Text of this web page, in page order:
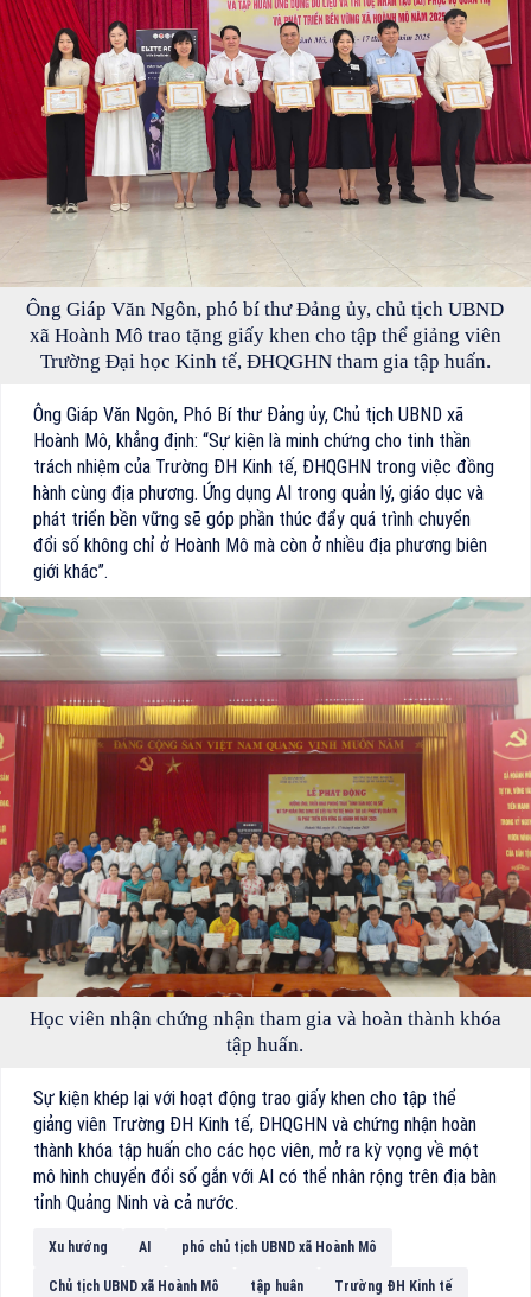
Ông Giáp Văn Ngôn, phó bí thư Đảng ủy, chủ tịch UBND
xã Hoành Mô trao tặng giấy khen cho tập thể giảng viên
Trường Đại học Kinh tế, ĐHQGHN tham gia tập huấn.
Ông Giáp Văn Ngôn, Phó Bí thư Đảng ủy, Chủ tịch UBND xã
Hoành Mô, khẳng định: “Sự kiện là minh chứng cho tinh thần
trách nhiệm của Trường ĐH Kinh tế, ĐHQGHN trong việc đồng
hành cùng địa phương. Ứng dụng AI trong quản lý, giáo dục và
phát triển bền vững sẽ góp phần thúc đẩy quá trình chuyển
đổi số không chỉ ở Hoành Mô mà còn ở nhiều địa phương biên
giới khác”.
Học viên nhận chứng nhận tham gia và hoàn thành khóa
tập huấn.
Sự kiện khép lại với hoạt động trao giấy khen cho tập thể
giảng viên Trường ĐH Kinh tế, ĐHQGHN và chứng nhận hoàn
thành khóa tập huấn cho các học viên, mở ra kỳ vọng về một
mô hình chuyển đổi số gắn với AI có thể nhân rộng trên địa bàn
tỉnh Quảng Ninh và cả nước.
Xu hướng AI phó chủ tịch UBND xã Hoành Mô
Chủ tịch UBND xã Hoành Mô tập huân Trường ĐH Kinh tế